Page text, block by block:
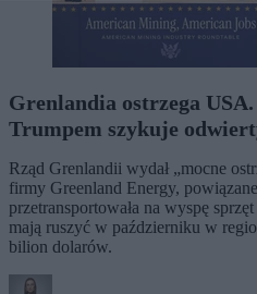
Grenlandia ostrzega
Trumpem szykuje
Rząd Grenlandii wydał „mocne
firmy Greenland Energy,
przetransportowała na wyspę
mają ruszyć w październiku w
bilion dolarów.